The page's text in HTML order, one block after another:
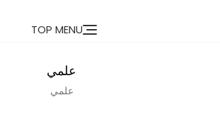
TOP MENU
علمي
علمي